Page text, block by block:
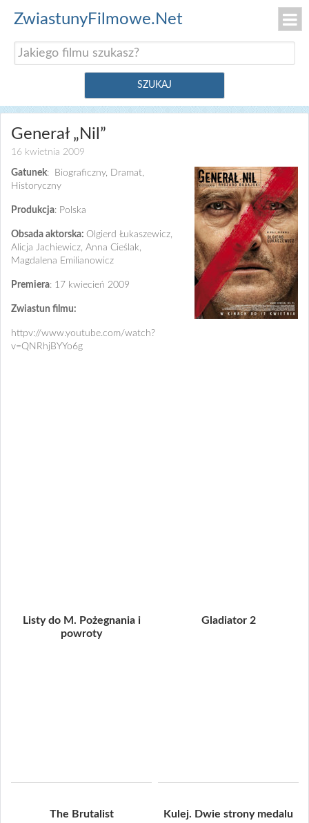
ZwiastunyFilmowe.Net
Generał „Nil”
16 kwietnia 2009
Gatunek: Biograficzny, Dramat,
Historyczny
Produkcja: Polska
Obsada aktorska: Olgierd Łukaszewicz,
Alicja Jachiewicz, Anna Cieślak,
Magdalena Emilianowicz
Premiera: 17 kwiecień 2009
Zwiastun filmu:
httpv://www.youtube.com/watch?
v=QNRhjBYYo6g
Listy do M. Pożegnania i
powroty
Gladiator 2
The Brutalist Kulej. Dwie strony medalu